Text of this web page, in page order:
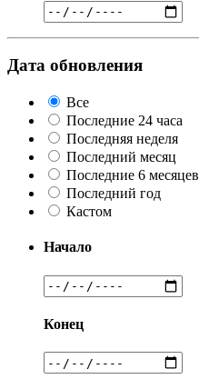
Дата обновления
Все
Последние 24 часа
Последняя неделя
Последний месяц
Последние 6 месяцев
Последний год
Кастом
Начало
Конец